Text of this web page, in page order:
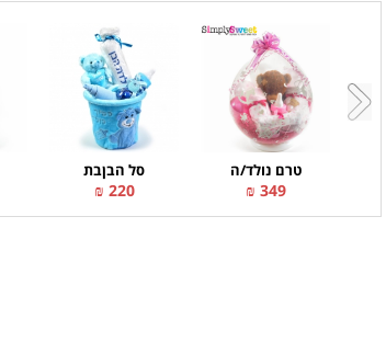
טרם נולד/ה
349 ₪
סל הבןבת
220 ₪